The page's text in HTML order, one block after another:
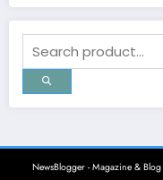
NewsBlogger - Magazine & Blog